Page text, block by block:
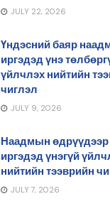
JULY 22, 2026
Үндэсний баяр
иргэдэд үнэ
үйлчлэх нийтийн
чиглэл
JULY 9, 2026
Наадмын өдрүүдээр
иргэдэд үнэгүй
нийтийн тээврийн
JULY 7, 2026